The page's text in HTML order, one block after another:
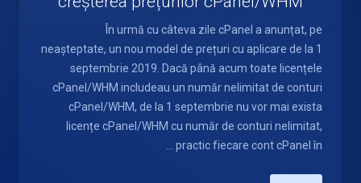
În urmă cu câteva zile cPanel a anunțat, pe
neașteptate, un nou model de prețuri cu aplicare de la 1
septembrie 2019. Dacă până acum toate licențele
cPanel/WHM includeau un număr nelimitat de conturi
cPanel/WHM, de la 1 septembrie nu vor mai exista
licențe cPanel/WHM cu număr de conturi nelimitat,
practic fiecare cont cPanel în ...